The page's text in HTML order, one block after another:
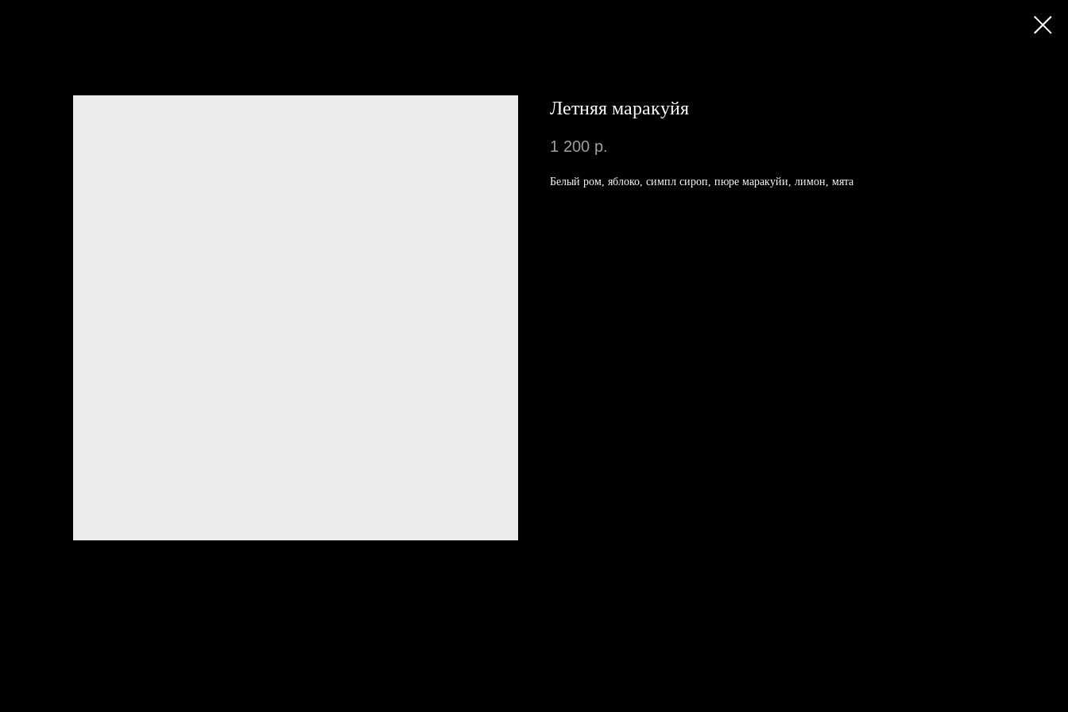
Летняя маракуйя
1 200 р.
Белый ром, яблоко, симпл сироп, пюре маракуйи, лимон, мята